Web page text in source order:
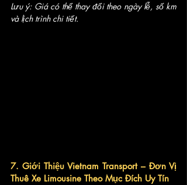
Lưu ý: Giá có thể thay đổi theo ngày lễ, số km
và lịch trình chi tiết.
7. Giới Thiệu Vietnam Transport – Đơn Vị
Thuê Xe Limousine Theo Mục Đích Uy Tín